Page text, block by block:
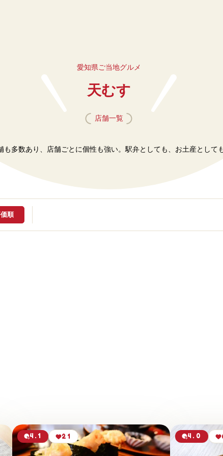
愛知県ご当地グルメ
天むす
店舗一覧
多数あり、店舗ごとに個性も強い。駅弁としても、お土産として
順
4.1 21 4.0